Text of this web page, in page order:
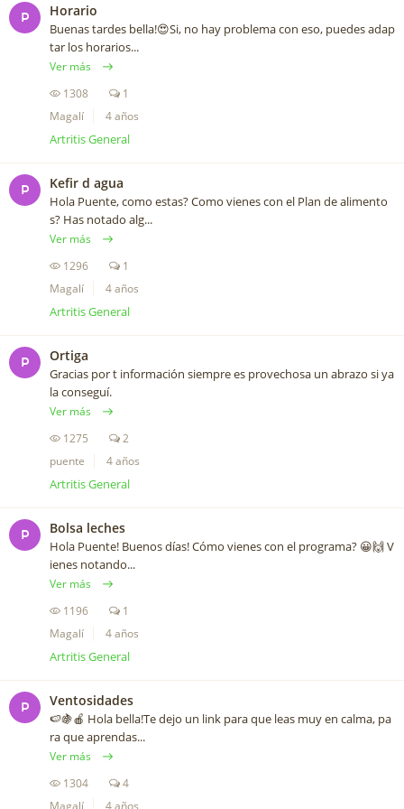
P Horario
Buenas tardes bella!😍Si, no hay problema con eso, puedes adap
tar los horarios...
Ver más
1308
1
Magalí
4 años
Artritis General
P Kefir d agua
Hola Puente, como estas? Como vienes con el Plan de alimento
s? Has notado alg...
Ver más
1296
1
Magalí
4 años
Artritis General
P Ortiga
Gracias por t información siempre es provechosa un abrazo si ya
la conseguí.
Ver más
1275
2
puente
4 años
Artritis General
P Bolsa leches
Hola Puente! Buenos días! Cómo vienes con el programa? 😀🙌 V
ienes notando...
Ver más
1196
1
Magalí
4 años
Artritis General
P Ventosidades
🍉🍇🍎 Hola bella!Te dejo un link para que leas muy en calma, pa
ra que aprendas...
Ver más
1304
4
Magalí
4 años